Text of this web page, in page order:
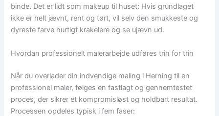
binde. Det er lidt som makeup til huset: Hvis grundlaget
ikke er helt jævnt, rent og tørt, vil selv den smukkeste og
dyreste farve hurtigt krakelere og se ujævn ud.
Hvordan professionelt malerarbejde udføres trin for trin
Når du overlader din indvendige maling i Herning til en
professionel maler, følges en fastlagt og gennemtestet
proces, der sikrer et kompromisløst og holdbart resultat.
Processen opdeles typisk i fem faser: